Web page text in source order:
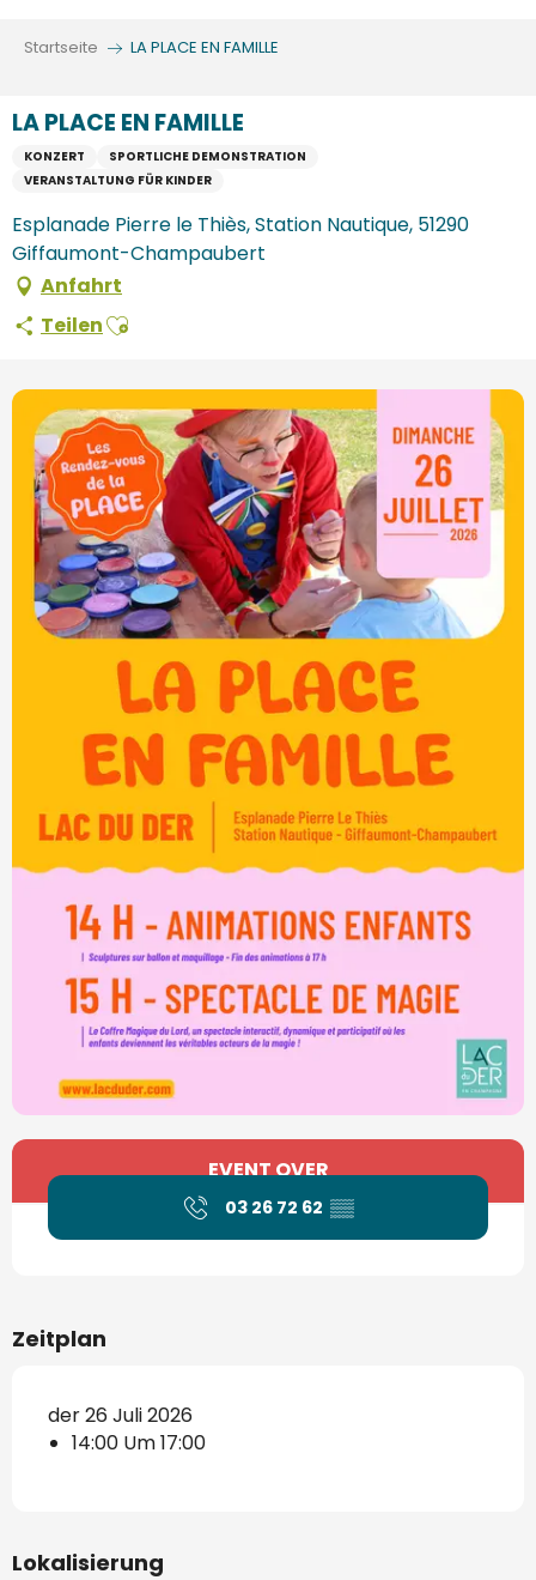
Startseite LA PLACE EN FAMILLE
LA PLACE EN FAMILLE
KONZERT
SPORTLICHE DEMONSTRATION
VERANSTALTUNG FÜR KINDER
Esplanade Pierre le Thiès, Station Nautique, 51290
Giffaumont-Champaubert
Anfahrt
TeilenAjouter aux favoris
Öffnungszeiten & Kontaktdaten
EVENT OVER
03 26 72 62 ▒▒
Zeitplan
der 26 Juli 2026
14:00 Um 17:00
Lokalisierung